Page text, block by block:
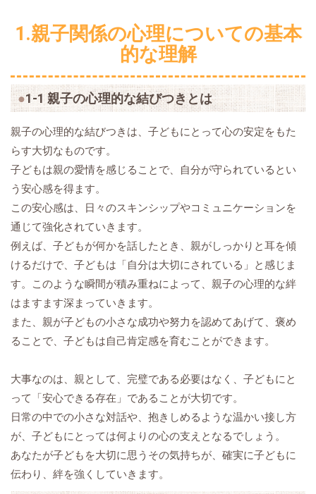
1.親子関係の心理についての基本
的な理解
1-1 親子の心理的な結びつきとは
親子の心理的な結びつきは、子どもにとって心の安定をもた
らす大切なものです。
子どもは親の愛情を感じることで、自分が守られているとい
う安心感を得ます。
この安心感は、日々のスキンシップやコミュニケーションを
通じて強化されていきます。
例えば、子どもが何かを話したとき、親がしっかりと耳を傾
けるだけで、子どもは「自分は大切にされている」と感じま
す。このような瞬間が積み重ねによって、親子の心理的な絆
はますます深まっていきます。
また、親が子どもの小さな成功や努力を認めてあげて、褒め
ることで、子どもは自己肯定感を育むことができます。
大事なのは、親として、完璧である必要はなく、子どもにと
って「安心できる存在」であることが大切です。
日常の中での小さな対話や、抱きしめるような温かい接し方
が、子どもにとっては何よりの心の支えとなるでしょう。
あなたが子どもを大切に思うその気持ちが、確実に子どもに
伝わり、絆を強くしていきます。